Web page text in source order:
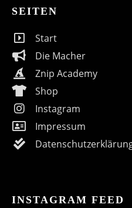
SEITEN
Start
Die Macher
Znip Academy
Shop
Instagram
Impressum
INSTAGRAM FEED